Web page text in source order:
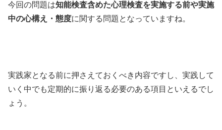
今回の問題は知能検査含めた心理検査を実施する前や実施
中の心構え・態度に関する問題となっていますね。
実践家となる前に押さえておくべき内容ですし、実践して
いく中でも定期的に振り返る必要のある項目といえるでし
ょう。